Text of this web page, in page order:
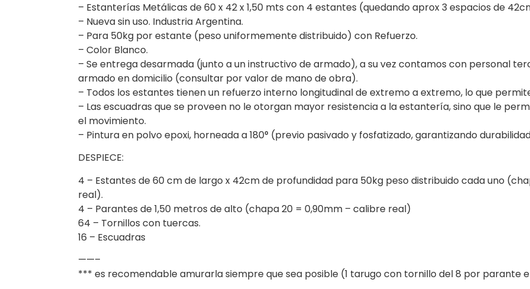
– Estanterías Metálicas de 60 x 42 x 1,50 mts con 4 estantes (quedando aprox 3 espacios de
– Nueva sin uso. Industria Argentina.
– Para 50kg por estante (peso uniformemente distribuido) con Refuerzo.
– Color Blanco.
– Se entrega desarmada (junto a un instructivo de armado), a su vez contamos con personal
armado en domicilio (consultar por valor de mano de obra).
– Todos los estantes tienen un refuerzo interno longitudinal de extremo a extremo, lo que
– Las escuadras que se proveen no le otorgan mayor resistencia a la estantería, sino que le
el movimiento.
– Pintura en polvo epoxi, horneada a 180° (previo pasivado y fosfatizado, garantizando
DESPIECE:
4 – Estantes de 60 cm de largo x 42cm de profundidad para 50kg peso distribuido cada uno
real).
4 – Parantes de 1,50 metros de alto (chapa 20 = 0,90mm – calibre real)
64 – Tornillos con tuercas.
16 – Escuadras
——–
*** es recomendable amurarla siempre que sea posible (1 tarugo con tornillo del 8 por parante